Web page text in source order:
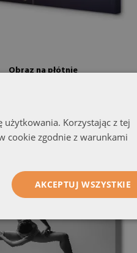
Obraz na płótnie
Korzystając z tej
cookie zgodnie z warunkami
AKCEPTUJ WSZYSTKIE